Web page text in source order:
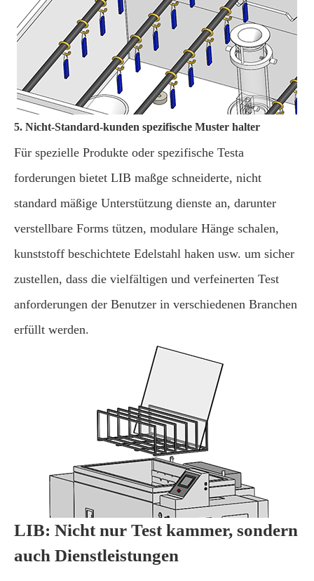
5. Nicht-Standard-kunden spezifische Muster halter
Für spezielle Produkte oder spezifische Testa
forderungen bietet LIB maßge schneiderte, nicht
standard mäßige Unterstützung dienste an, darunter
verstellbare Forms tützen, modulare Hänge schalen,
kunststoff beschichtete Edelstahl haken usw. um sicher
zustellen, dass die vielfältigen und verfeinerten Test
anforderungen der Benutzer in verschiedenen Branchen
erfüllt werden.
LIB: Nicht nur Test kammer, sondern
auch Dienstleistungen